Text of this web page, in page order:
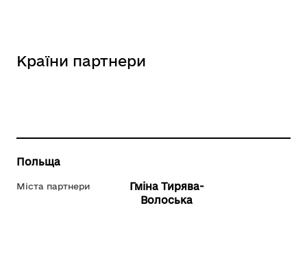
Країни партнери
Польща
Міста партнери
Гміна Тирява-
Волоська